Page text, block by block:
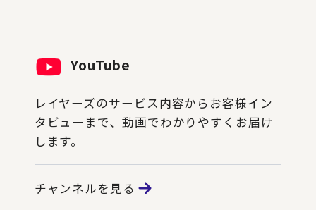
YouTube
レイヤーズのサービス内容からお客様イン
タビューまで、動画でわかりやすくお届け
します。
チャンネルを見る